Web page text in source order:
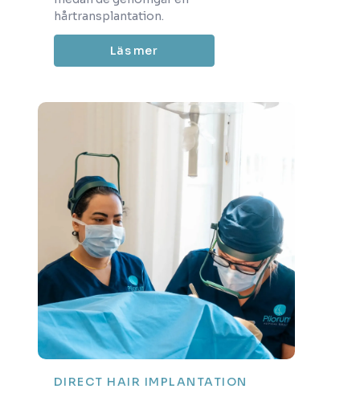
hårtransplantation.
Läs mer
DIRECT HAIR IMPLANTATION